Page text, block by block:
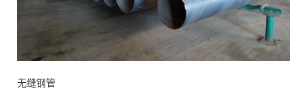
无缝钢管